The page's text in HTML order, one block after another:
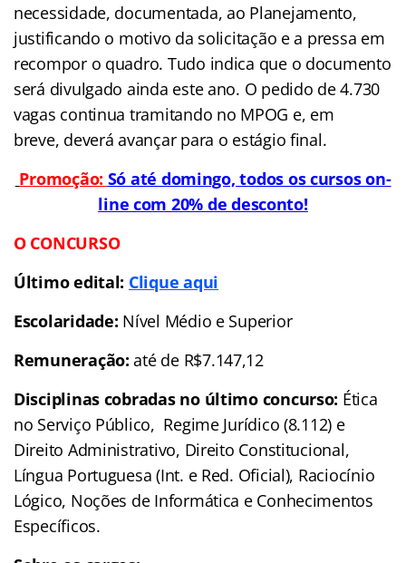
necessidade, documentada, ao Planejamento,
justificando o motivo da solicitação e a pressa em
recompor o quadro. Tudo indica que o documento
será divulgado ainda este ano. O pedido de 4.730
vagas continua tramitando no MPOG e, em
breve, deverá avançar para o estágio final.
Promoção: Só até domingo, todos os cursos on-
line com 20% de desconto!
O CONCURSO
Último edital: Clique aqui
Escolaridade: Nível Médio e Superior
Remuneração: até de R$7.147,12
Disciplinas cobradas no último concurso: Ética
no Serviço Público, Regime Jurídico (8.112) e
Direito Administrativo, Direito Constitucional,
Língua Portuguesa (Int. e Red. Oficial), Raciocínio
Lógico, Noções de Informática e Conhecimentos
Específicos.